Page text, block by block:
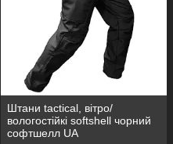
Штани tactical, вітро/
вологостійкі softshell чорний
софтшелл UA